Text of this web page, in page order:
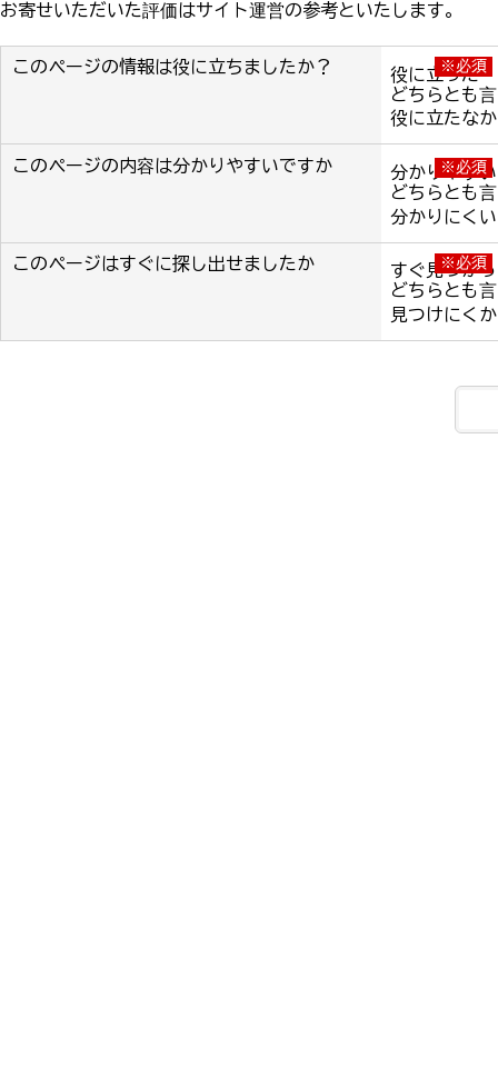
お寄せいただいた評価はサイト運営の参考といたします。
このページの情報は役に立ちましたか？ ※必須
役に立った
どちらとも
役に立たな
このページの内容は分かりやすいですか ※必須
分かりやすい
どちらとも
分かりにくい
このページはすぐに探し出せましたか ※必須
すぐ見つか
どちらとも
見つけにく